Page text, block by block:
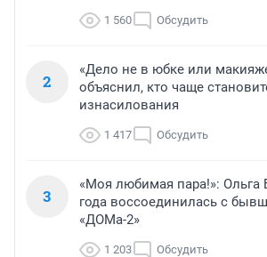
1 560 Обсудить
2
«Дело не в юбке или
объяснил, кто чаще
изнасилования
1 417 Обсудить
3
«Моя любимая пара!»: Ольга
года воссоединилась с
«ДОМа-2»
1 203 Обсудить